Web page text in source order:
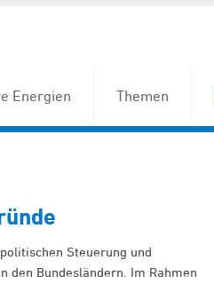
Energien Themen
Steuerung und
den Bundesländern. Im Rahmen